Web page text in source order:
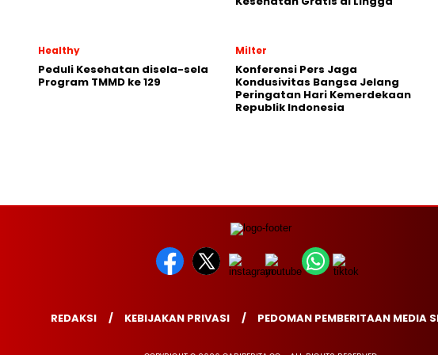
Healthy
Peduli Kesehatan disela-sela
Program TMMD ke 129
Milter
Konferensi Pers Jaga
Kondusivitas Bangsa Jelang
Peringatan Hari Kemerdekaan
Republik Indonesia
REDAKSI KEBIJAKAN PRIVASI PEDOMAN PEMBERITAAN MEDIA